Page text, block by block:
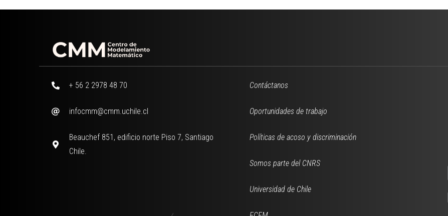
+ 56 2 2978 48 70
infocmm@cmm.uchile.cl
Beauchef 851, edificio norte Piso 7, Santiago
Chile.
Contáctanos
Oportunidades de trabajo
Políticas de acoso y discriminación
Somos parte del CNRS
Universidad de Chile